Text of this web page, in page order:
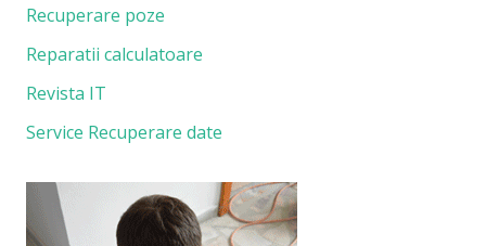
Recuperare poze
Reparatii calculatoare
Revista IT
Service Recuperare date